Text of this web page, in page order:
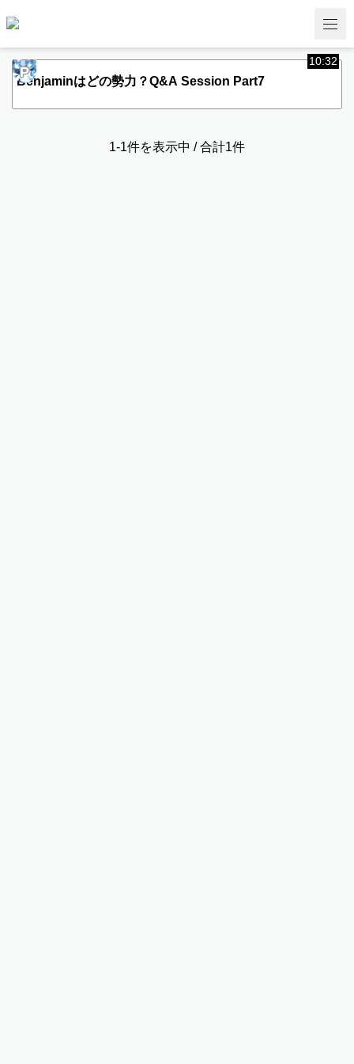
P
10:32
Benjaminはどの勢力？Q&A Session Part7
1-1件を表示中 / 合計1件